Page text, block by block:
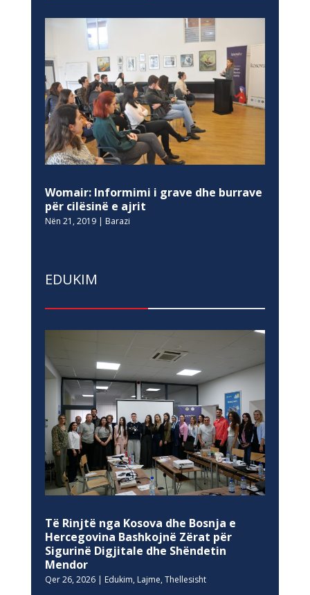
Womair: Informimi i grave dhe burrave
për cilësinë e ajrit
Nën 21, 2019| Barazi
EDUKIM
Të Rinjtë nga Kosova dhe Bosnja e
Hercegovina Bashkojnë Zërat për
Sigurinë Digjitale dhe Shëndetin
Mendor
Qer 26, 2026| Edukim, Lajme, Thellesisht